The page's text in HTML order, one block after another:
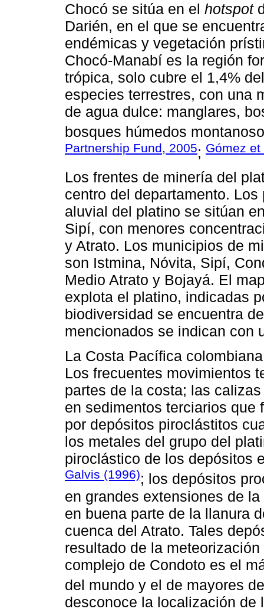
Chocó se sitúa en el hotspot
Darién, en el que se
endémicas y vegetación
Chocó-Manabí es la región
trópica, solo cubre el 1,4%
especies terrestres, con una
de agua dulce: manglares,
bosques húmedos
Partnership Fund, 2005; Gómez
Los frentes de minería del
centro del departamento.
aluvial del platino se sitúan
Sipí, con menores
y Atrato. Los municipios de
son Istmina, Nóvita, Sipí,
Medio Atrato y Bojayá. El
explota el platino, indicadas
biodiversidad se encuentra
mencionados se indican con
La Costa Pacífica
Los frecuentes movimientos
partes de la costa; las
en sedimentos terciarios que
por depósitos piroclástitos
los metales del grupo del
piroclástico de los depósitos
Galvis (1996); los depósitos
en grandes extensiones de
en buena parte de la llanura
cuenca del Atrato. Tales
resultado de la
complejo de Condoto es el
del mundo y el de mayores
desconoce la localización